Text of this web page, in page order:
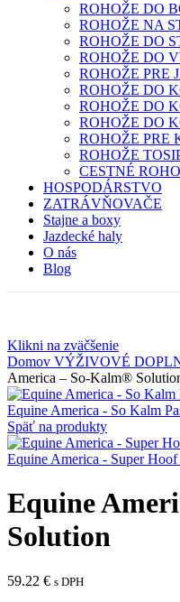
ROHOŽE DO
ROHOŽE NA
ROHOŽE DO
ROHOŽE DO
ROHOŽE PRE
ROHOŽE DO
ROHOŽE DO
ROHOŽE DO
ROHOŽE PRE
ROHOŽE
CESTNÉ
HOSPODÁRSTVO
ZATRÁVŇOVAČE
Stajne a boxy
Jazdecké haly
O nás
Blog
Klikni na zväčšenie
Domov VÝŽIVOVÉ
America – So-Kalm®
Equine America - So Kalm
Späť na produkty
Equine America - Super Hoof
Equine
Solution
59.22 € s DPH